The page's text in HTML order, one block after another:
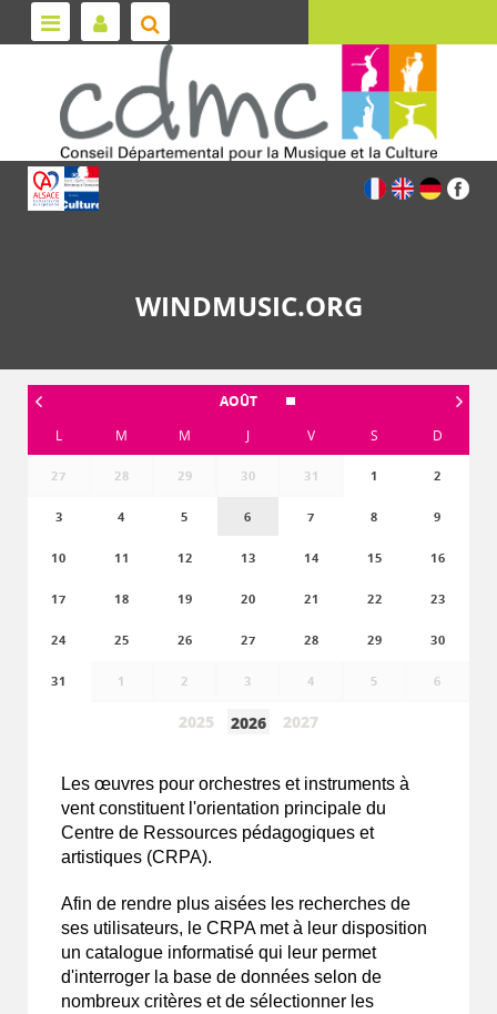
WINDMUSIC.ORG
AOÛT
L
M M J V S D
27 28 29 30 31 1 2
3 4 5 6 7 8 9
10 11 12 13 14 15 16
17 18 19 20 21 22 23
24 25 26 27 28 29 30
31 1 2 3 4 5 6
2025 2026 2027
Les œuvres pour orchestres et instruments à
vent constituent l'orientation principale du
Centre de Ressources pédagogiques et
artistiques (CRPA).
Afin de rendre plus aisées les recherches de
ses utilisateurs, le CRPA met à leur disposition
un catalogue informatisé qui leur permet
d'interroger la base de données selon de
nombreux critères et de sélectionner les